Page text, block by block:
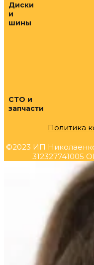
Диски
и
шины
СТО и
запчасти
Политика
©2023 ИП
312327741005